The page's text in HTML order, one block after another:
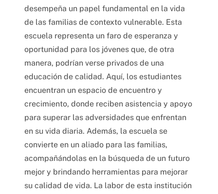
desempeña un papel fundamental en la vida
de las familias de contexto vulnerable. Esta
escuela representa un faro de esperanza y
oportunidad para los jóvenes que, de otra
manera, podrían verse privados de una
educación de calidad. Aquí, los estudiantes
encuentran un espacio de encuentro y
crecimiento, donde reciben asistencia y apoyo
para superar las adversidades que enfrentan
en su vida diaria. Además, la escuela se
convierte en un aliado para las familias,
acompañándolas en la búsqueda de un futuro
mejor y brindando herramientas para mejorar
su calidad de vida. La labor de esta institución